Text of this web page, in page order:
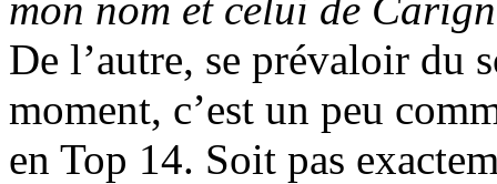
De l’autre, se prévaloir du
moment, c’est un peu
en Top 14. Soit pas